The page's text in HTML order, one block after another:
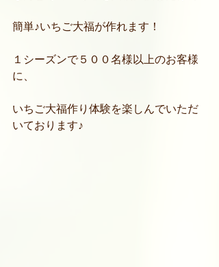
簡単♪いちご大福が作れます！
１シーズンで５００名様以上のお客様
に、
いちご大福作り体験を楽しんでいただ
いております♪